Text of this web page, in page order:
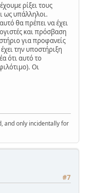
ρίξει τους
ως υπάλληλοι.
θα πρέπει να έχει
και πρόσβαση
για προφανείς
την υποστήριξη
ότι αυτό το
Οι
and only incidentally for
#7